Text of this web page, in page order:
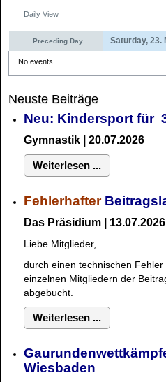
Daily View
Preceding Day Saturday, 23.
No events
Neuste Beiträge
Neu: Kindersport für
Gymnastik | 20.07.2026
Weiterlesen ...
Fehlerhafter
Das Präsidium | 13.07.2026
Liebe Mitglieder,
durch einen technischen
einzelnen Mitgliedern der
abgebucht.
Weiterlesen ...
Wiesbaden